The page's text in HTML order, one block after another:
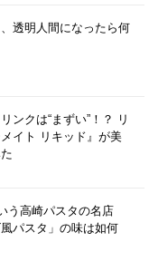
透明人間になったら何
ンクは“まずい”！？ リ
イト リキッド』が美
う高崎パスタの名店
パスタ」の味は如何